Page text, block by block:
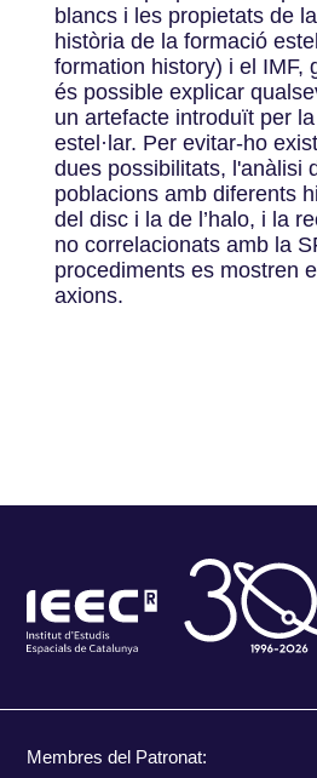
blancs i les propietats de
història de la formació
formation history) i el IMF,
és possible explicar
un artefacte introduït per
estel·lar. Per evitar-ho
dues possibilitats, l'anàlisi
poblacions amb diferents
del disc i la de l’halo, i la
no correlacionats amb la
procediments es mostren
axions.
Membres del Patronat: